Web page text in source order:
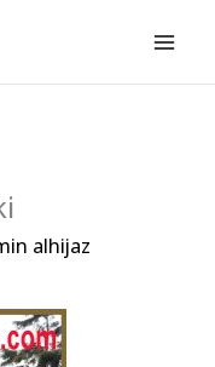
alhijaz